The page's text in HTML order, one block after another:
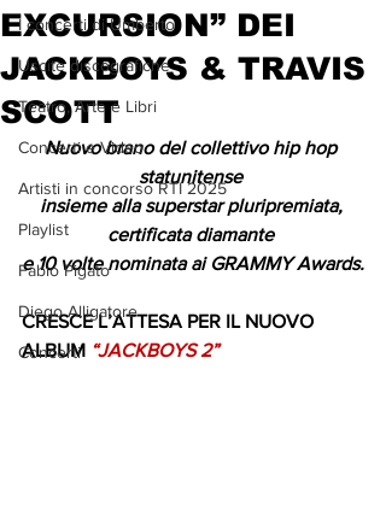
I concerti di Umberto
Uscite discografiche
Teatro, Arte e Libri
Concerti e Video
Artisti in concorso RTI 2025
Playlist
Fabio Pigato
Diego Alligatore
Concerti
EXCURSION” DEI
JACKBOYS & TRAVIS
SCOTT
Nuovo brano del collettivo hip hop
statunitense
insieme alla superstar pluripremiata,
certificata diamante
e 10 volte nominata ai GRAMMY Awards.
CRESCE L’ATTESA PER IL NUOVO
ALBUM “JACKBOYS 2”